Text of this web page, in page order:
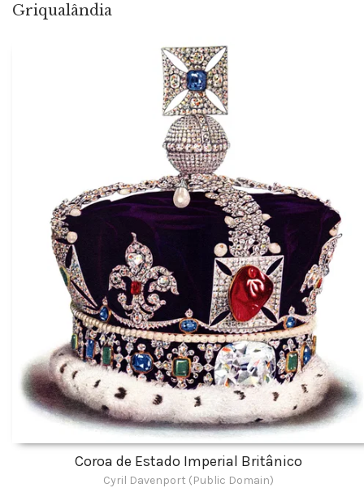
Griqualândia
Coroa de Estado Imperial Britânico
Cyril Davenport (Public Domain)